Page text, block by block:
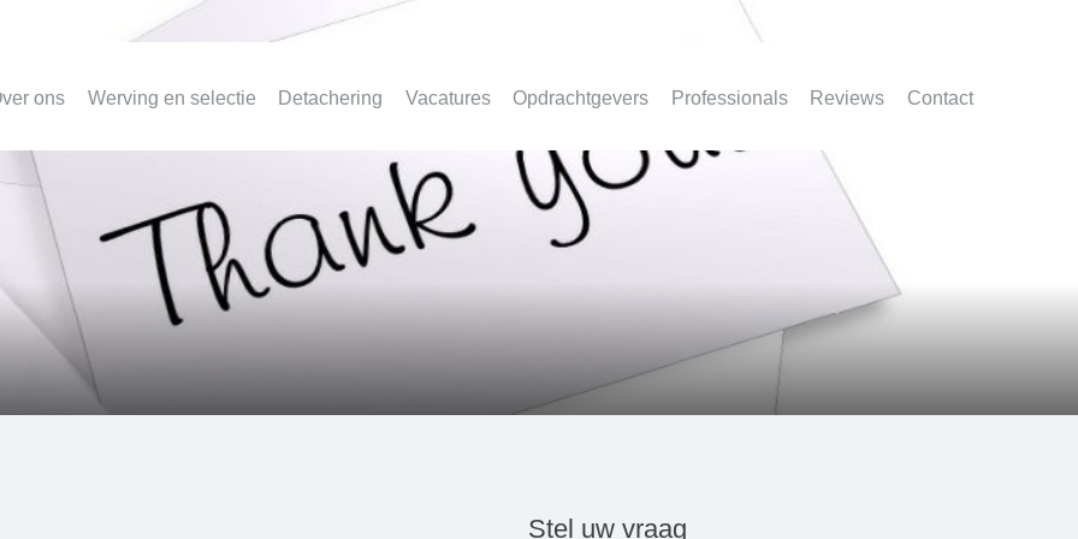
ons Werving en selectie Detachering Vacatures Opdrachtgevers Professionals Reviews Contact
Stel uw vraag